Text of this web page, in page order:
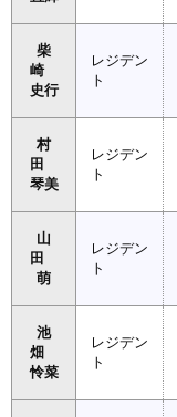
柴
崎
史行
レジデン
ト
村
田
琴美
レジデン
ト
山
田
萌
レジデン
ト
池
畑
怜菜
レジデン
ト